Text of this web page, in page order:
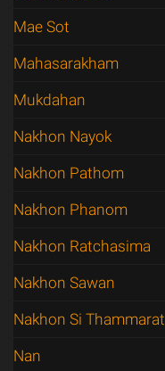
Mae Sot
Mahasarakham
Mukdahan
Nakhon Nayok
Nakhon Pathom
Nakhon Phanom
Nakhon Ratchasima
Nakhon Sawan
Nakhon Si Thammarat
Nan